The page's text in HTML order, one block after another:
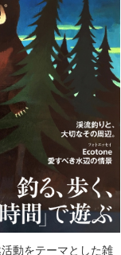
動をテーマとした雑